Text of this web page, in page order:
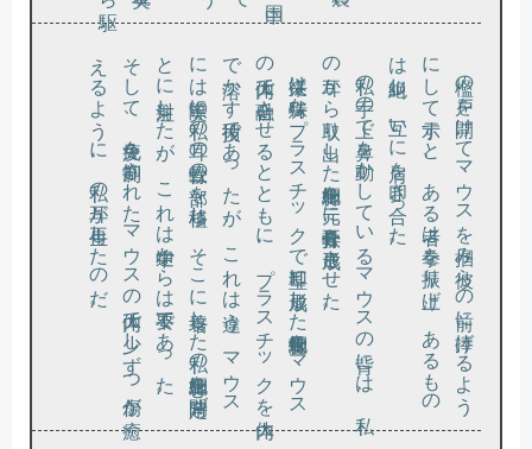
檻の戸
を開
け
て
マ
ウ
ス
を掴
み彼
ら
の前
に捧
げ
る
よ
う
にし
て示
す
と
、
あ
る者
は拳
を振
り上
げ
、
あ
る
も
の
は絶叫し
、互
い
に肩
を叩
き合
っ
た
。
私の手
の上
で鼻
を動
か
し
て
い
る
マ
ウ
ス
の背
に
は
、私
の耳か
ら取
り出
し
た幹細胞
を元
に耳介軟骨
を形成
さ
せ
た
。
従来は特殊
な
プ
ラ
ス
チ
ッ
ク
で耳型
に形成
し
た軟骨細胞
を
マ
ウ
ス
の体内で融合
さ
せ
る
と
と
も
に
、
プ
ラ
ス
チ
ッ
ク
を体内
で溶か
す技術
で
あ
っ
た
が
、
こ
れ
は違
う
。
マ
ウ
ス
には実際
に私
の耳
の軟骨
の一部
を移植
し
、
そ
こ
に培養
し
た私
の幹細胞
を一定時間
ご
とに注射
し
た
が
、
こ
れ
は途中
か
ら
は不要
で
あ
っ
た
。
そし
て
、免疫
を抑制
さ
れ
た
マ
ウ
ス
の体内
で少
し
ず
つ傷
が癒
える
よ
う
に
、私
の耳
が再生
し
た
の
だ
。